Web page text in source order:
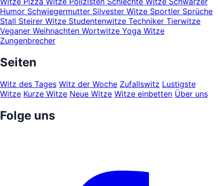
Humor Schwiegermutter Silvester Witze Sportler Sprüche
Stall Steirer Witze Studentenwitze Techniker Tierwitze
Veganer Weihnachten Wortwitze Yoga Witze
Zungenbrecher
Seiten
Witz des Tages Witz der Woche Zufallswitz Lustigste
Witze Kurze Witze Neue Witze Witze einbetten Über uns
Folge uns